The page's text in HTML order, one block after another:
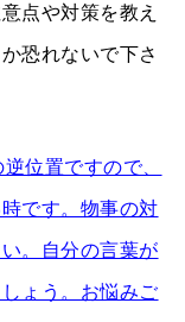
点や対策を教え
恐れないで下さ
位置ですので、
です。物事の対
。自分の言葉が
ょう。お悩みご